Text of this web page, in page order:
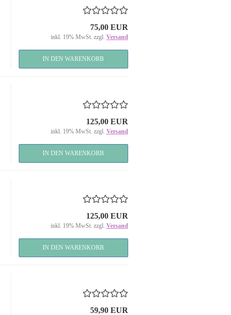
75,00 EUR
inkl. 19% MwSt. zzgl. Versand
IN DEN WARENKORB
125,00 EUR
inkl. 19% MwSt. zzgl. Versand
IN DEN WARENKORB
125,00 EUR
inkl. 19% MwSt. zzgl. Versand
IN DEN WARENKORB
59,90 EUR